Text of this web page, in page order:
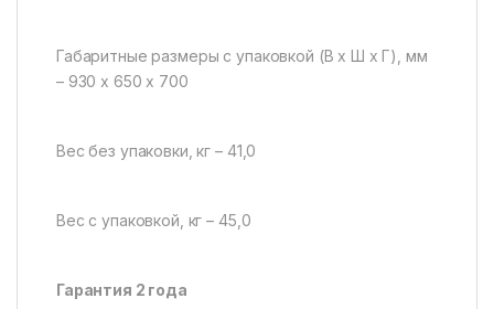
Габаритные размеры с упаковкой (В х Ш х Г), мм
– 930 х 650 х 700
Вес без упаковки, кг – 41,0
Вес с упаковкой, кг – 45,0
Гарантия 2 года